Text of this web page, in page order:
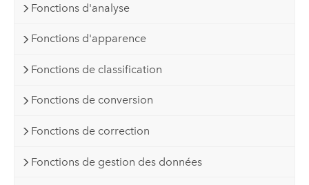
Fonctions d'analyse
Fonctions d'apparence
Fonctions de classification
Fonctions de conversion
Fonctions de correction
Fonctions de gestion des données